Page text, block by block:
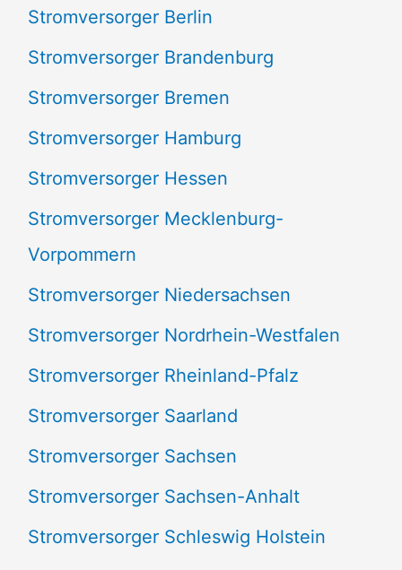
:Stromversorger Berlin
Stromversorger Brandenburg
Stromversorger Bremen
Stromversorger Hamburg
Stromversorger Hessen
Stromversorger Mecklenburg-
Vorpommern
Stromversorger Niedersachsen
Stromversorger Nordrhein-Westfalen
Stromversorger Rheinland-Pfalz
Stromversorger Saarland
Stromversorger Sachsen
Stromversorger Sachsen-Anhalt
Stromversorger Schleswig Holstein